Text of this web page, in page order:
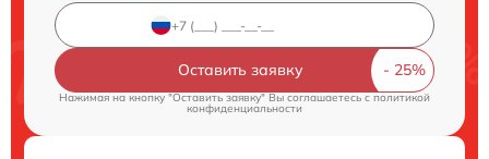
Оставить заявку
Нажимая на кнопку "Оставить заявку" Вы соглашаетесь cполитикой
конфиденциальности